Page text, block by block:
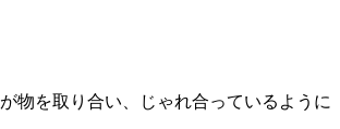
物を取り合い、じゃれ合っているように